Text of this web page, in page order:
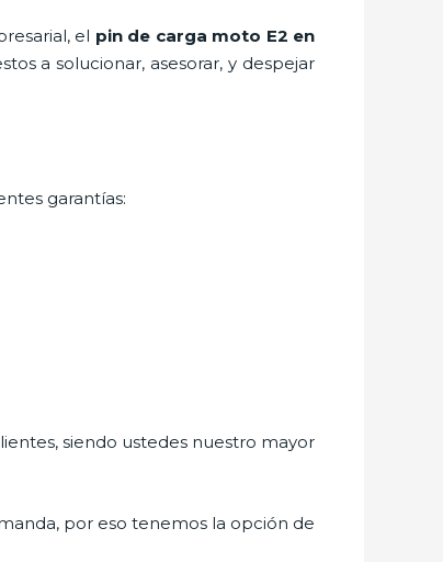
el pin de carga moto E2 en
a solucionar, asesorar, y despejar
garantías:
siendo ustedes nuestro mayor
por eso tenemos la opción de